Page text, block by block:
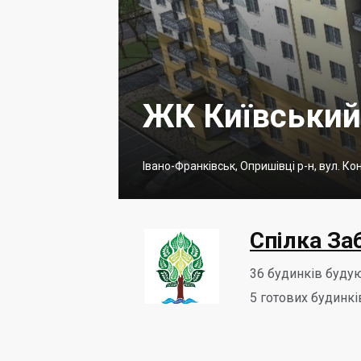
ЖК Київський
Івано-Франківськ, Опришівці р-н, вул.
Спілка
36 будинків
5 готових